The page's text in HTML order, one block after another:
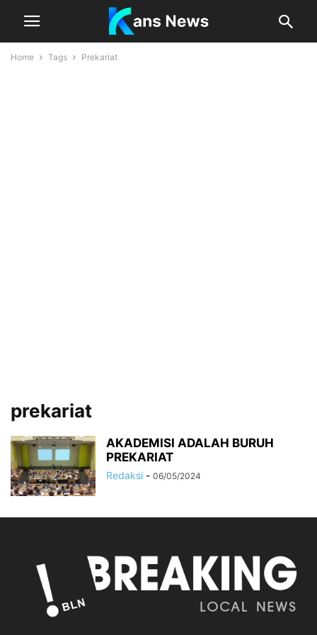
Home Tags Prekariat
prekariat
AKADEMISI ADALAH BURUH
PREKARIAT
Redaksi - 06/05/2024